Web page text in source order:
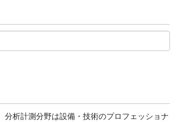
析計測分野は設備・技術のプロフェッショナ